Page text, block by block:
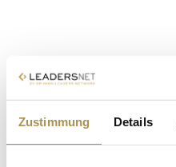
Zustimmung Details